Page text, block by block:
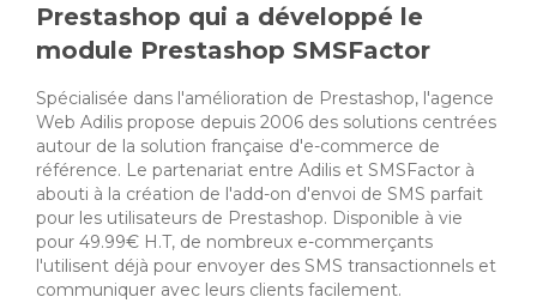
Prestashop qui a développé le
module Prestashop SMSFactor
Spécialisée dans l'amélioration de Prestashop, l'agence
Web Adilis propose depuis 2006 des solutions centrées
autour de la solution française d'e-commerce de
référence. Le partenariat entre Adilis et SMSFactor à
abouti à la création de l'add-on d'envoi de SMS parfait
pour les utilisateurs de Prestashop. Disponible à vie
pour 49.99€ H.T, de nombreux e-commerçants
l'utilisent déjà pour envoyer des SMS transactionnels et
communiquer avec leurs clients facilement.